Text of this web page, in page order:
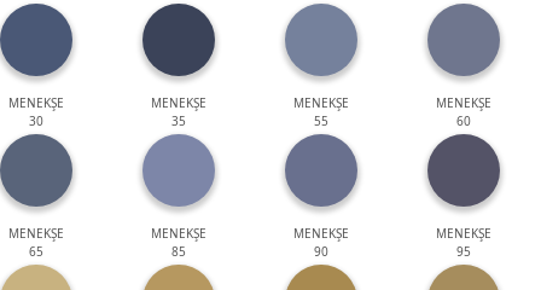
MENEKŞE
30
MENEKŞE
35
MENEKŞE
55
MENEKŞE
60
MENEKŞE
65
MENEKŞE
85
MENEKŞE
90
MENEKŞE
95